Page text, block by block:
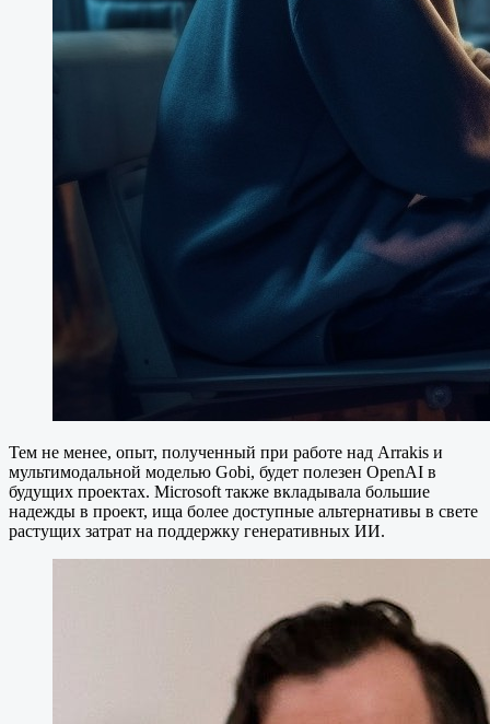
Тем не менее, опыт, полученный при работе над Arrakis и
мультимодальной моделью Gobi, будет полезен OpenAI в
будущих проектах. Microsoft также вкладывала большие
надежды в проект, ища более доступные альтернативы в свете
растущих затрат на поддержку генеративных ИИ.